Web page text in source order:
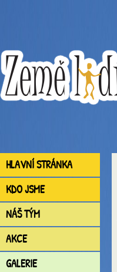
HLAVNÍ STRÁNKA
KDO JSME
NÁŠ TÝM
AKCE
GALERIE